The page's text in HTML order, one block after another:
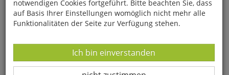
notwendigen Cookies fortgeführt. Bitte beachten Sie, dass
auf Basis Ihrer Einstellungen womöglich nicht mehr alle
Funktionalitäten der Seite zur Verfügung stehen.
Datenverarbeitung -
Ich bin einverstanden